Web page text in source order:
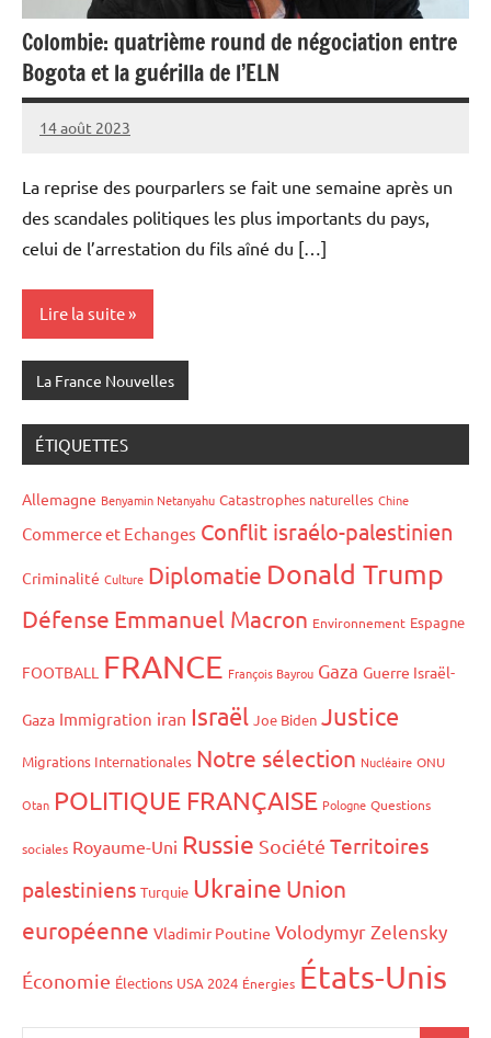
Colombie: quatrième round de négociation entre
Bogota et la guérilla de l’ELN
14 août 2023
Admins
La reprise des pourparlers se fait une semaine après un
des scandales politiques les plus importants du pays,
celui de l’arrestation du fils aîné du […]
Lire la suite
La France Nouvelles
ÉTIQUETTES
Allemagne Benyamin Netanyahu Catastrophes naturelles Chine
Commerce et Echanges Conflit israélo-palestinien
Criminalité Culture Diplomatie Donald Trump
Défense Emmanuel Macron Environnement Espagne
FOOTBALL FRANCE François Bayrou Gaza Guerre Israël-
Gaza Immigration iran Israël Joe Biden Justice
Migrations Internationales Notre sélection Nucléaire ONU
Otan POLITIQUE FRANÇAISE Pologne Questions
sociales Royaume-Uni Russie Société Territoires
palestiniens Turquie Ukraine Union
européenne Vladimir Poutine Volodymyr Zelensky
Économie Élections USA 2024 Énergies États-Unis